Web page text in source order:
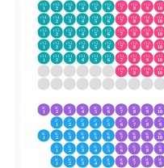
r15
1
r15
2
r15
3
r15
4
r15
5
r15
6
r15
7
r15
8
r15
9
r15
10
r14
1
r14
2
r14
3
r14
4
r14
5
r14
6
r14
7
r14
8
r14
9
r14
10
r13
1
r13
2
r13
3
r13
4
r13
5
r13
6
r13
7
r13
8
r13
9
r13
10
r12
1
r12
2
r12
3
r12
4
r12
5
r12
6
r12
7
r12
8
r12
9
r12
10
r11
1
r11
2
r11
3
r11
4
r11
5
r11
6
r11
7
r11
8
r11
9
r11
10
r10
7
r10
8
r10
9
r10
10
r8
1
r8
2
r8
3
r8
4
r8
5
r8
6
r8
7
r8
8
r8
9
r8
10
r7
1
r7
2
r7
3
r7
4
r7
5
r7
6
r7
7
r7
8
r7
9
r6
1
r6
2
r6
3
r6
4
r6
5
r6
6
r6
7
r6
8
r6
9
r6
10
r5
1
r5
2
r5
3
r5
4
r5
5
r5
6
r5
7
r5
8
r5
9
r4
1
r4
2
r4
3
r4
4
r4
5
r4
6
r4
7
r4
8
r4
9